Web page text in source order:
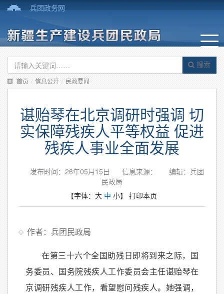
兵团政务网
搜索
首页 / 信息公开 / 民政要闻
谌贻琴在北京调研时强调 切
实保障残疾人平等权益 促进
残疾人事业全面发展
发布时间：26年05月15日 信息来源：
编辑：兵团
民政局
【字体： 大 中 小】 打印本页
作者：兵团民政局
在第三十六个全国助残日即将到来之际，国
务委员、国务院残疾人工作委员会主任谌贻琴在
京调研残疾人工作，看望慰问残疾人。她强调，